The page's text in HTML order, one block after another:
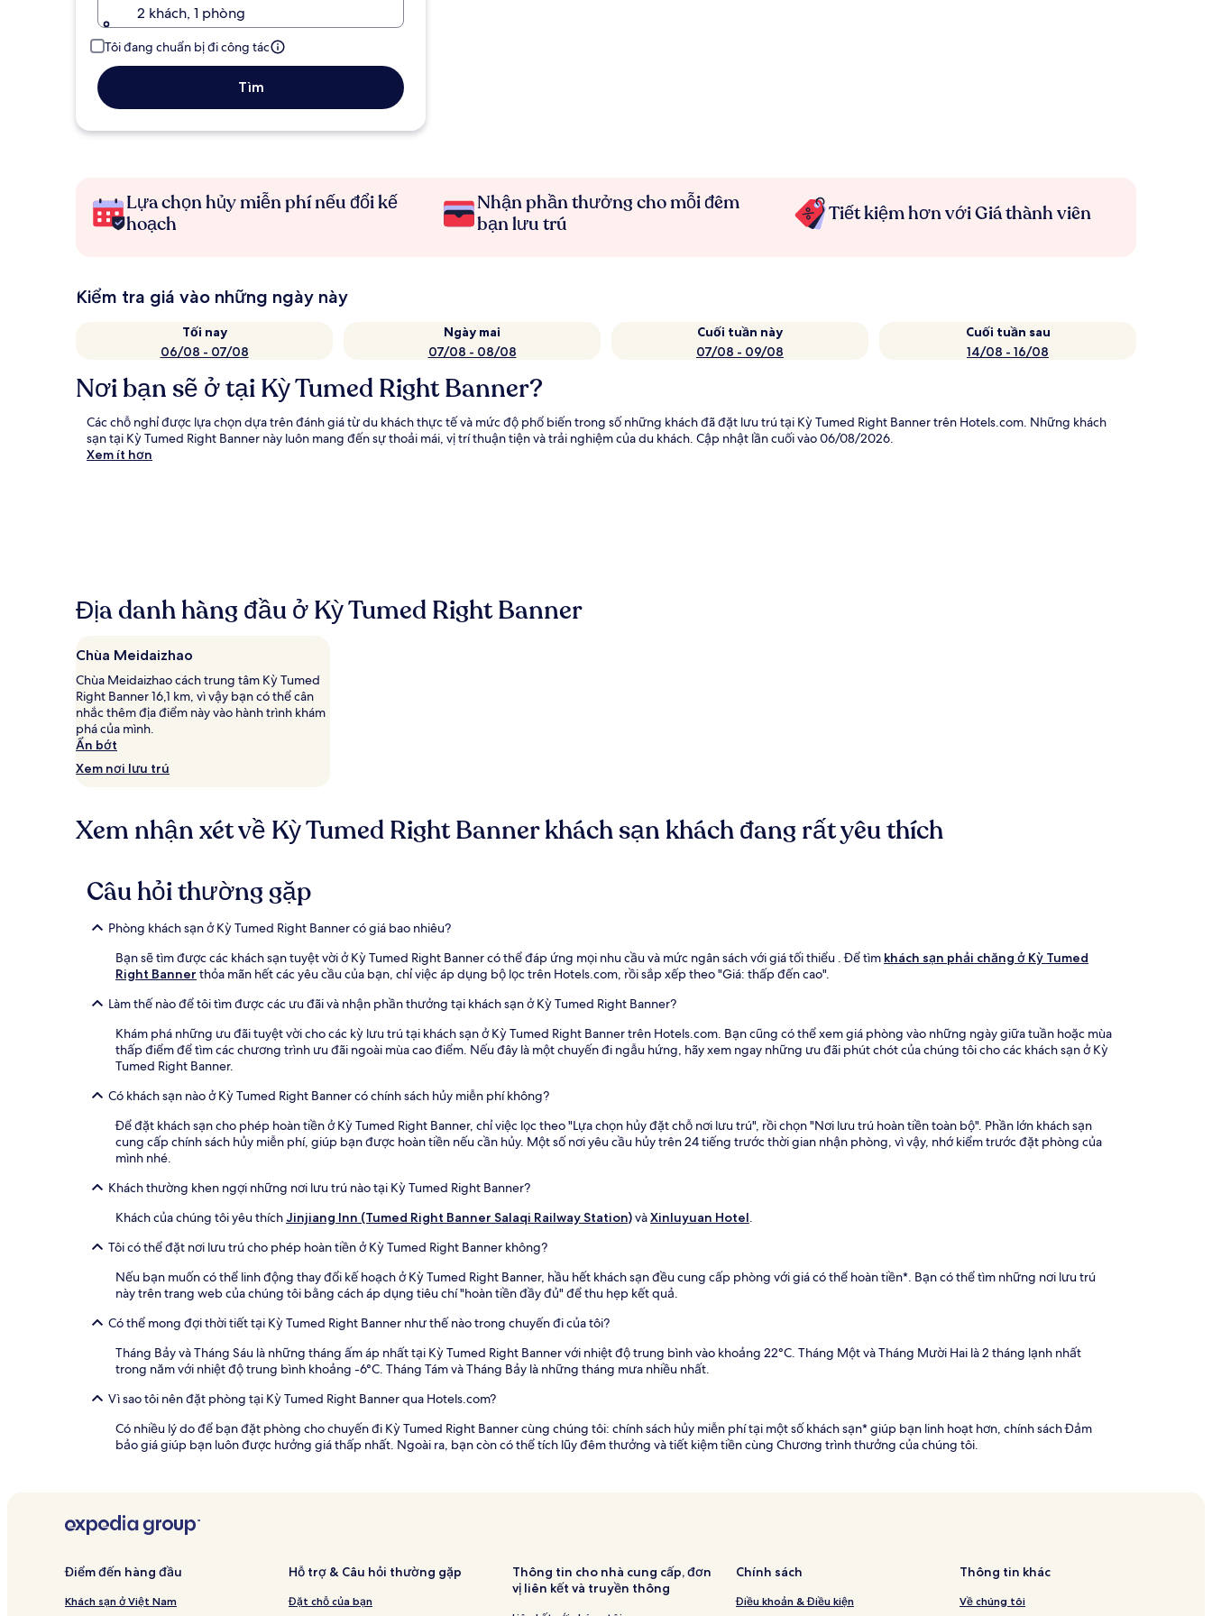
2 khách, 1 phòng
Tôi đang chuẩn bị đi công tác
Tìm
Lựa chọn hủy miễn phí nếu đổi kế
hoạch
Nhận phần thưởng cho mỗi đêm
bạn lưu trú
Tiết kiệm hơn với Giá thành viên
Kiểm tra giá vào những ngày này
Tối nay
06/08 - 07/08
Ngày mai
07/08 - 08/08
Cuối tuần này
07/08 - 09/08
Cuối tuần sau
14/08 - 16/08
Nơi bạn sẽ ở tại Kỳ Tumed Right Banner?
Các chỗ nghỉ được lựa chọn dựa trên đánh giá từ du khách thực tế và mức độ phổ biến trong số những khách đã đặt lưu trú tại Kỳ Tumed Right Banner trên Hotels.com. Những khách
sạn tại Kỳ Tumed Right Banner này luôn mang đến sự thoải mái, vị trí thuận tiện và trải nghiệm của du khách. Cập nhật lần cuối vào06/08/2026.
Xem ít hơn
Địa danh hàng đầu ở Kỳ Tumed Right Banner
Chùa Meidaizhao
Chùa Meidaizhao cách trung tâm Kỳ Tumed
Right Banner 16,1 km, vì vậy bạn có thể cân
nhắc thêm địa điểm này vào hành trình khám
phá của mình.
Ẩn bớt
Xem nơi lưu trú
Xem nhận xét về Kỳ Tumed Right Banner khách sạn khách đang rất yêu thích
Câu hỏi thường gặp
Phòng khách sạn ở Kỳ Tumed Right Banner có giá bao nhiêu?
Bạn sẽ tìm được các khách sạn tuyệt vời ở Kỳ Tumed Right Banner có thể đáp ứng mọi nhu cầu và mức ngân sách với giá tối thiểu . Để tìm khách sạn phải chăng ở Kỳ Tumed
Right Banner thỏa mãn hết các yêu cầu của bạn, chỉ việc áp dụng bộ lọc trên Hotels.com, rồi sắp xếp theo "Giá: thấp đến cao".
Làm thế nào để tôi tìm được các ưu đãi và nhận phần thưởng tại khách sạn ở Kỳ Tumed Right Banner?
Khám phá những ưu đãi tuyệt vời cho các kỳ lưu trú tại khách sạn ở Kỳ Tumed Right Banner trên Hotels.com. Bạn cũng có thể xem giá phòng vào những ngày giữa tuần hoặc mùa
thấp điểm để tìm các chương trình ưu đãi ngoài mùa cao điểm. Nếu đây là một chuyến đi ngẫu hứng, hãy xem ngay những ưu đãi phút chót của chúng tôi cho các khách sạn ở Kỳ
Tumed Right Banner.
Có khách sạn nào ở Kỳ Tumed Right Banner có chính sách hủy miễn phí không?
Để đặt khách sạn cho phép hoàn tiền ở Kỳ Tumed Right Banner, chỉ việc lọc theo "Lựa chọn hủy đặt chỗ nơi lưu trú", rồi chọn "Nơi lưu trú hoàn tiền toàn bộ". Phần lớn khách sạn
cung cấp chính sách hủy miễn phí, giúp bạn được hoàn tiền nếu cần hủy. Một số nơi yêu cầu hủy trên 24 tiếng trước thời gian nhận phòng, vì vậy, nhớ kiểm trước đặt phòng của
mình nhé.
Khách thường khen ngợi những nơi lưu trú nào tại Kỳ Tumed Right Banner?
Khách của chúng tôi yêu thíchJinjiang Inn (Tumed Right Banner Salaqi Railway Station)vàXinluyuan Hotel.
Tôi có thể đặt nơi lưu trú cho phép hoàn tiền ở Kỳ Tumed Right Banner không?
Nếu bạn muốn có thể linh động thay đổi kế hoạch ở Kỳ Tumed Right Banner, hầu hết khách sạn đều cung cấp phòng với giá có thể hoàn tiền*. Bạn có thể tìm những nơi lưu trú
này trên trang web của chúng tôi bằng cách áp dụng tiêu chí "hoàn tiền đầy đủ" để thu hẹp kết quả.
Có thể mong đợi thời tiết tại Kỳ Tumed Right Banner như thế nào trong chuyến đi của tôi?
Tháng Bảy và Tháng Sáu là những tháng ấm áp nhất tại Kỳ Tumed Right Banner với nhiệt độ trung bình vào khoảng 22°C. Tháng Một và Tháng Mười Hai là 2 tháng lạnh nhất
trong năm với nhiệt độ trung bình khoảng -6°C. Tháng Tám và Tháng Bảy là những tháng mưa nhiều nhất.
Vì sao tôi nên đặt phòng tại Kỳ Tumed Right Banner qua Hotels.com?
Có nhiều lý do để bạn đặt phòng cho chuyến đi Kỳ Tumed Right Banner cùng chúng tôi: chính sách hủy miễn phí tại một số khách sạn* giúp bạn linh hoạt hơn, chính sách Đảm
bảo giá giúp bạn luôn được hưởng giá thấp nhất. Ngoài ra, bạn còn có thể tích lũy đêm thưởng và tiết kiệm tiền cùng Chương trình thưởng của chúng tôi.
Điểm đến hàng đầu
Khách sạn ở Việt Nam
Hỗ trợ & Câu hỏi thường gặp
Đặt chỗ của bạn
Thông tin cho nhà cung cấp, đơn
vị liên kết và truyền thông
Chính sách
Điều khoản & Điều kiện
Thông tin khác
Về chúng tôi